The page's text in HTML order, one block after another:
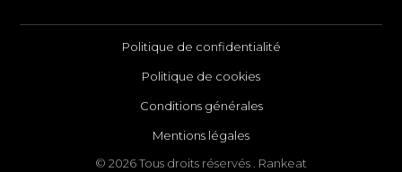
Politique de confidentialité
Politique de cookies
Conditions générales
Mentions légales
© 2026 Tous droits réservés . Rankeat